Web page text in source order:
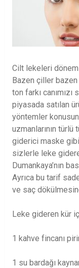
Cilt lekeleri
Bazen çiller
ton farkı
piyasada satılan
yöntemler
uzmanlarının
giderici maske
sizlerle leke
Dumankaya’nın
Ayrıca bu tarif
ve saç
Leke gideren kür
1 kahve fincanı
1 su bardağı